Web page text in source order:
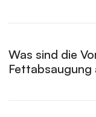
Was sind die
Fettabsaugung